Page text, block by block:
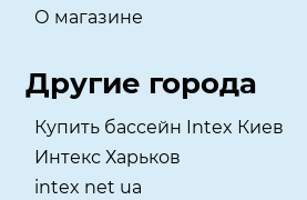
О магазине
Другие города
Купить бассейн Intex Киев
Интекс Харьков
intex net ua